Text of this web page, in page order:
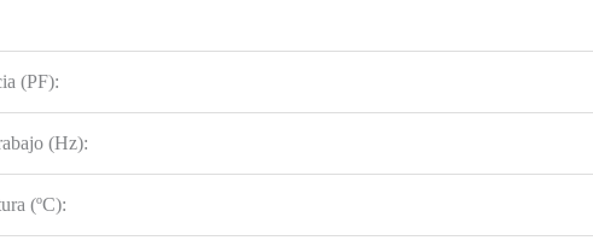
(PF):
(Hz):
(ºC):